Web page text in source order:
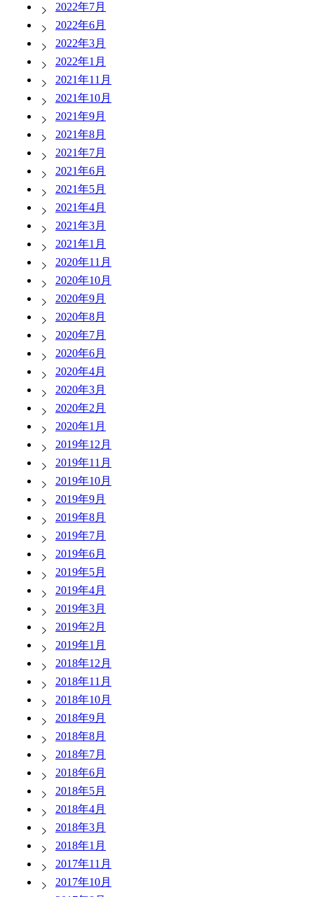
2022年7月
2022年6月
2022年3月
2022年1月
2021年11月
2021年10月
2021年9月
2021年8月
2021年7月
2021年6月
2021年5月
2021年4月
2021年3月
2021年1月
2020年11月
2020年10月
2020年9月
2020年8月
2020年7月
2020年6月
2020年4月
2020年3月
2020年2月
2020年1月
2019年12月
2019年11月
2019年10月
2019年9月
2019年8月
2019年7月
2019年6月
2019年5月
2019年4月
2019年3月
2019年2月
2019年1月
2018年12月
2018年11月
2018年10月
2018年9月
2018年8月
2018年7月
2018年6月
2018年5月
2018年4月
2018年3月
2018年1月
2017年11月
2017年10月